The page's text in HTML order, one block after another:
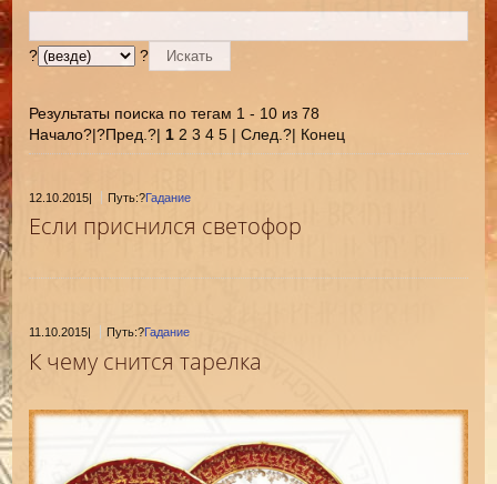
? ?
Результаты поиска по тегам 1 - 10 из 78
Начало?|?Пред.?| 1 2 3 4 5 | След.?| Конец
12.10.2015| Путь:?Гадание
Если приснился светофор
11.10.2015 Путь:?Гадание
К чему снится тарелка